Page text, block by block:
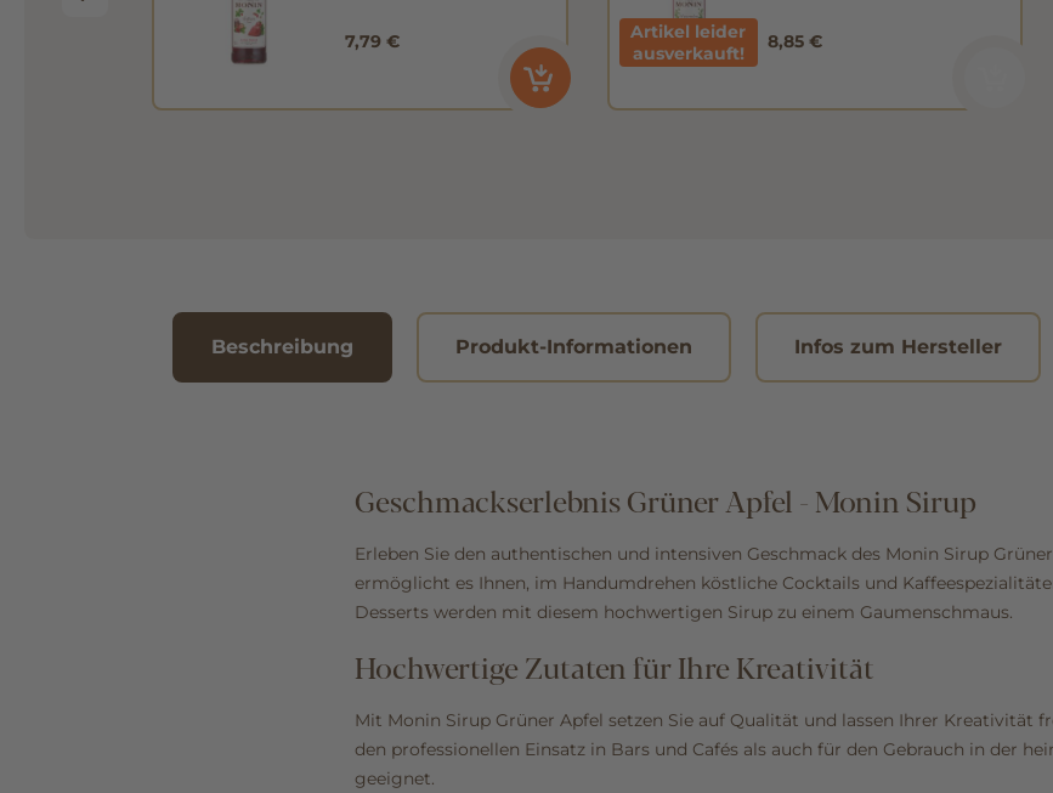
7,79 €
Artikel leider
ausverkauft!
8,85 €
Beschreibung Produkt-Informationen Infos zum Hersteller
Geschmackserlebnis Grüner Apfel - Monin Sirup
Erleben Sie den authentischen und intensiven Geschmack des Monin Sirup
ermöglicht es Ihnen, im Handumdrehen köstliche Cocktails und
Desserts werden mit diesem hochwertigen Sirup zu einem Gaumenschmaus.
Hochwertige Zutaten für Ihre Kreativität
Mit Monin Sirup Grüner Apfel setzen Sie auf Qualität und lassen Ihrer Kreativität
den professionellen Einsatz in Bars und Cafés als auch für den Gebrauch in der
geeignet.